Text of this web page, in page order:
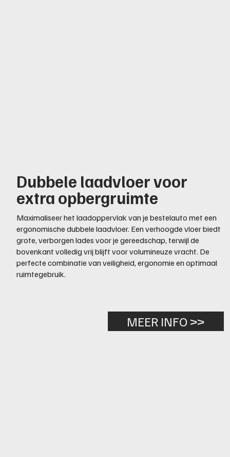
Dubbele laadvloer voor
extra opbergruimte
Maximaliseer het laadoppervlak van je bestelauto met een
ergonomische dubbele laadvloer. Een verhoogde vloer biedt
grote, verborgen lades voor je gereedschap, terwijl de
bovenkant volledig vrij blijft voor volumineuze vracht. De
perfecte combinatie van veiligheid, ergonomie en optimaal
ruimtegebruik.
MEER INFO >>